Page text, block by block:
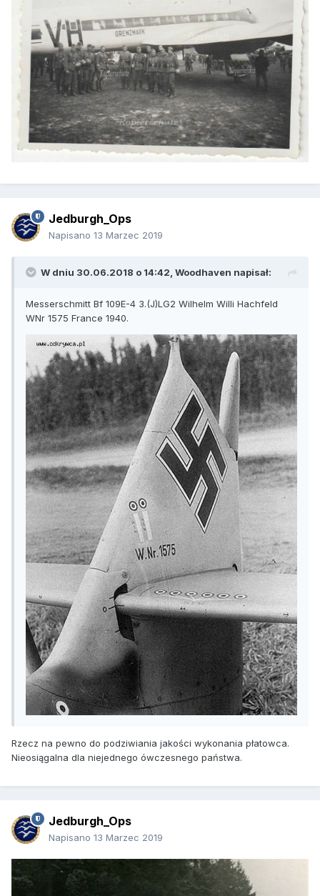
Jedburgh_Ops
Napisano 13 Marzec 2019
W dniu 30.06.2018 o 14:42, Woodhaven napisał:
Messerschmitt Bf 109E-4 3.(J)LG2 Wilhelm Willi Hachfeld
WNr 1575 France 1940.
Rzecz na pewno do podziwiania jakości wykonania płatowca.
Nieosiągalna dla niejednego ówczesnego państwa.
Jedburgh_Ops
Napisano 13 Marzec 2019